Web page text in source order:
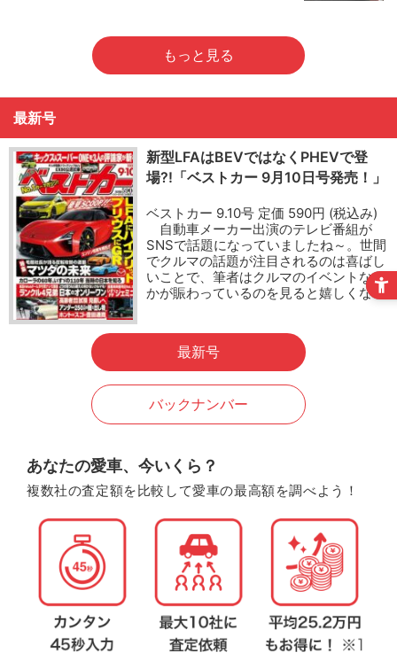
もっと見る
最新号
新型LFAはBEVではなくPHEVで登
場?!「ベストカー 9月10日号発売！」
ベストカー 9.10号 定価 590円 (税込み)
自動車メーカー出演のテレビ番組が
SNSで話題になっていましたね～。世間
でクルマの話題が注目されるのは喜ばし
いことで、筆者はクルマのイベントなん
かが賑わっているのを見ると嬉しくな…
最新号
バックナンバー
あなたの愛車、今いくら？
複数社の査定額を比較して愛車の最高額を調べよう！